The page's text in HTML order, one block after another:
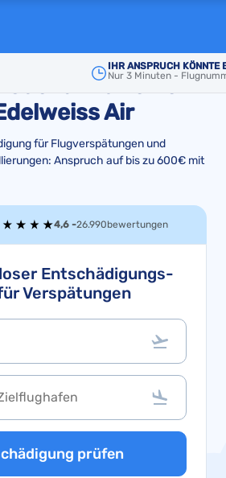
IHR ANSPRUCH KÖNNTE
Nur 3 Minuten -
und
für
oder annullierte
Air
für Flugverspätungen und
Anspruch auf bis zu 600€ mit
4,6 -26.990bewertungen
Entschädigungs-
Verspätungen
prüfen